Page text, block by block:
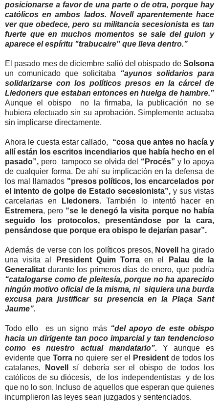
posicionarse a favor de una parte o de otra, porque hay
católicos en ambos lados. Novell aparentemente hace
ver que obedece, pero su militancia secesionista es tan
fuerte que en muchos momentos se sale del guion y
aparece el espíritu "trabucaire" que lleva dentro.”
El pasado mes de diciembre salió del obispado de Solsona
un comunicado que solicitaba “ayunos solidarios para
solidarizarse con los políticos presos en la cárcel de
Lledoners que estaban entonces en huelga de hambre.”
Aunque el obispo no la firmaba, la publicación no se
hubiera efectuado sin su aprobación. Simplemente actuaba
sin implicarse directamente.
Ahora le cuesta estar callado, “cosa que antes no hacía y
allí están los escritos incendiarios que había hecho en el
pasado”, pero tampoco se olvida del “Procés” y lo apoya
de cualquier forma. De ahí su implicación en la defensa de
los mal llamados "presos políticos, los encarcelados por
el intento de golpe de Estado secesionista”, y sus vistas
carcelarias en
Lledoners. También lo intentó hacer en
Estremera, pero “se le denegó la visita porque no había
seguido los protocolos, presentándose por la cara,
pensándose que porque era obispo le dejarían pasar”.
Además de verse con los políticos presos, Novell
ha girado
una visita al
President Quim Torra en el
Palau de la
Generalitat durante los primeros días de enero, que podría
“catalogarse como de pleitesía, porque no ha aparecido
ningún motivo oficial de la misma, ni siquiera una burda
excusa para justificar su presencia en la Plaça Sant
Jaume”.
Todo ello es un signo más “del apoyo de este obispo
hacia un dirigente tan poco imparcial y tan tendencioso
como es nuestro actual mandatario”. Y aunque es
evidente queTorra no quiere ser el Presidentde todos los
catalanes,
Novell
sí debería ser el obispo de todos los
católicos de su diócesis, de los independentistas y de los
que no lo son. Incluso de aquellos que esperan que quienes
incumplieron las leyes sean juzgados y sentenciados.